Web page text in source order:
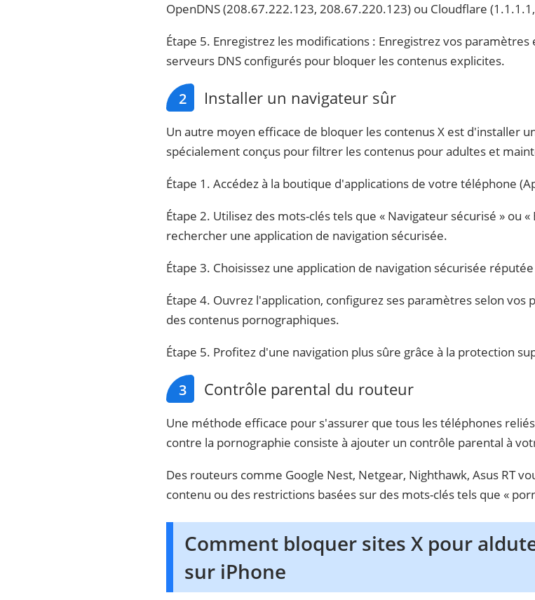
OpenDNS (208.67.222.123, 208.67.220.123) ou Cloudflare
Étape 5. Enregistrez les modifications : Enregistrez vos
serveurs DNS configurés pour bloquer les contenus explicites.
2 Installer un navigateur sûr
Un autre moyen efficace de bloquer les contenus X est d'installer
spécialement conçus pour filtrer les contenus pour adultes et
Étape 1. Accédez à la boutique d'applications de votre téléphone
Étape 2. Utilisez des mots-clés tels que « Navigateur sécurisé » ou
rechercher une application de navigation sécurisée.
Étape 3. Choisissez une application de navigation sécurisée
Étape 4. Ouvrez l'application, configurez ses paramètres selon
des contenus pornographiques.
Étape 5. Profitez d'une navigation plus sûre grâce à la protection
3 Contrôle parental du routeur
Une méthode efficace pour s'assurer que tous les téléphones
contre la pornographie consiste à ajouter un contrôle parental à
Des routeurs comme Google Nest, Netgear, Nighthawk, Asus RT
contenu ou des restrictions basées sur des mots-clés tels que «
Comment bloquer sites X pour
sur iPhone